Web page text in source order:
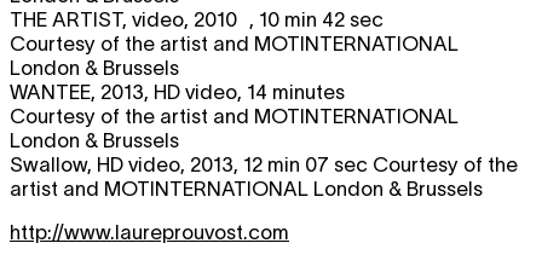
THE ARTIST, video, 2010 , 10 min 42 sec
Courtesy of the artist and MOTINTERNATIONAL
London & Brussels
WANTEE , 2013, HD video, 14 minutes
Courtesy of the artist and MOTINTERNATIONAL
London & Brussels
Swallow, HD video, 2013, 12 min 07 sec Courtesy of the
artist and MOTINTERNATIONAL London & Brussels
http://www.laureprouvost.com